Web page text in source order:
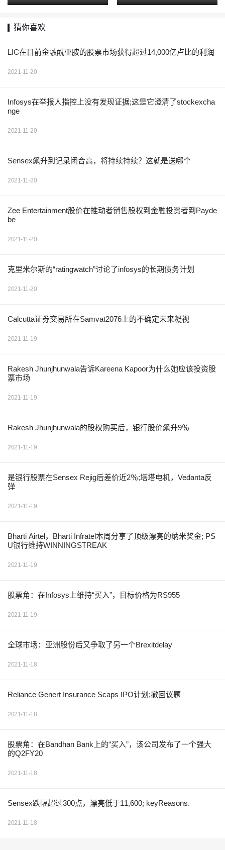
猜你喜欢
LIC在目前金融酰亚胺的股票市场获得超过14,000亿卢比的利润
2021-11-20
Infosys在举报人指控上没有发现证据;这是它澄清了stockexcha
nge
2021-11-20
Sensex飙升到记录闭合高，将持续持续？这就是送哪个
2021-11-20
Zee Entertainment股价在推动者销售股权到金融投资者到Payde
be
2021-11-20
克里米尔斯的“ratingwatch”讨论了infosys的长期债务计划
2021-11-20
Calcutta证券交易所在Samvat2076上的不确定未来凝视
2021-11-19
Rakesh Jhunjhunwala告诉Kareena Kapoor为什么她应该投资股
票市场
2021-11-19
Rakesh Jhunjhunwala的股权购买后，银行股价飙升9％
2021-11-19
是银行股票在Sensex Rejig后差价近2％;塔塔电机，Vedanta反
弹
2021-11-19
Bharti Airtel，Bharti Infratel本周分享了顶级漂亮的纳米奖金; PS
U银行维持WINNINGSTREAK
2021-11-19
股票角：在Infosys上维持“买入”，目标价格为RS955
2021-11-19
全球市场：亚洲股份后又争取了另一个Brexitdelay
2021-11-18
Reliance Genert Insurance Scaps IPO计划;撤回议题
2021-11-18
股票角：在Bandhan Bank上的“买入”，该公司发布了一个强大
的Q2FY20
2021-11-18
Sensex跌幅超过300点，漂亮低于11,600; keyReasons.
2021-11-18